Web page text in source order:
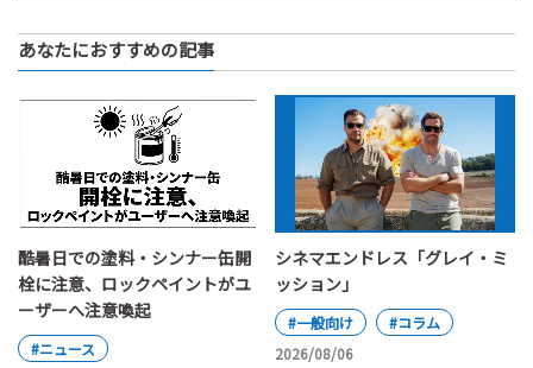
あなたにおすすめの記事
酷暑日での塗料・シンナー缶開
栓に注意、ロックペイントがユ
ーザーへ注意喚起
#ニュース
シネマエンドレス「グレイ・ミ
ッション」
#一般向け
#コラム
2026/08/06